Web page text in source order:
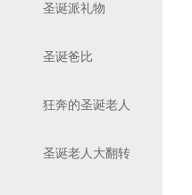
圣诞派礼物
圣诞爸比
狂奔的圣诞老人
圣诞老人大翻转